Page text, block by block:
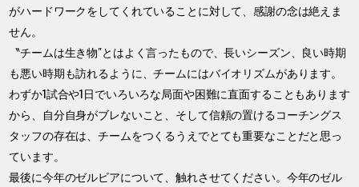
がハードワークをしてくれていることに対して、感謝の念は絶えま
せん。
〝チームは生き物″とはよく言ったもので、長いシーズン、良い時期
も悪い時期も訪れるように、チームにはバイオリズムがあります。
わずか1試合や1日でいろいろな局面や困難に直面することもあります
から、自分自身がブレないこと、そして信頼の置けるコーチングス
タッフの存在は、チームをつくるうえでとても重要なことだと思っ
ています。
最後に今年のゼルビアについて、触れさせてください。今年のゼル